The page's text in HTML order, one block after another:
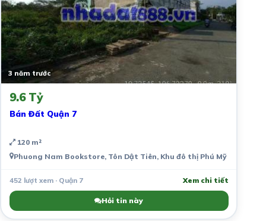
3 năm trước
9.6 Tỷ
Bán Đất Quận 7
120 m²
Phuong Nam Bookstore, Tôn Dật Tiên, Khu đô thị Phú Mỹ Hưng,
452 lượt xem · Quận 7 Xem chi tiết
Hỏi tin này